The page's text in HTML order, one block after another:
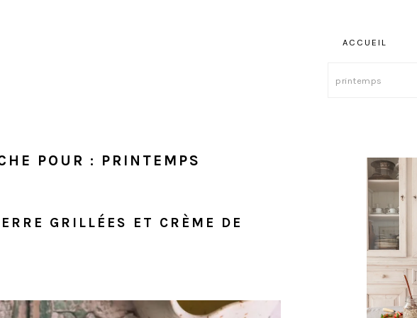
ACCUEIL
Rechercher
POUR : PRINTEMPS
GRILLÉES ET CRÈME DE